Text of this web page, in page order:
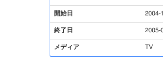
開始日 2004-
終了日 2005-
メディア TV